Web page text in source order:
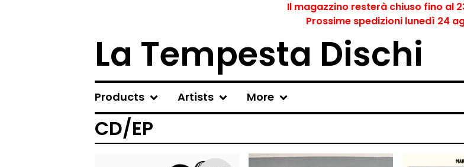
Il magazzino resterà chiuso fino al
Prossime spedizioni lunedì 24
La Tempesta Dischi
Products Artists More
CD/EP